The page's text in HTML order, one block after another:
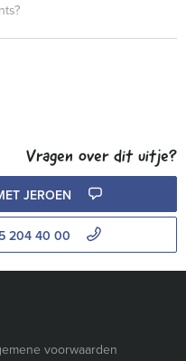
Vragen over dit uitje?
JEROEN
204 40 00
voorwaarden